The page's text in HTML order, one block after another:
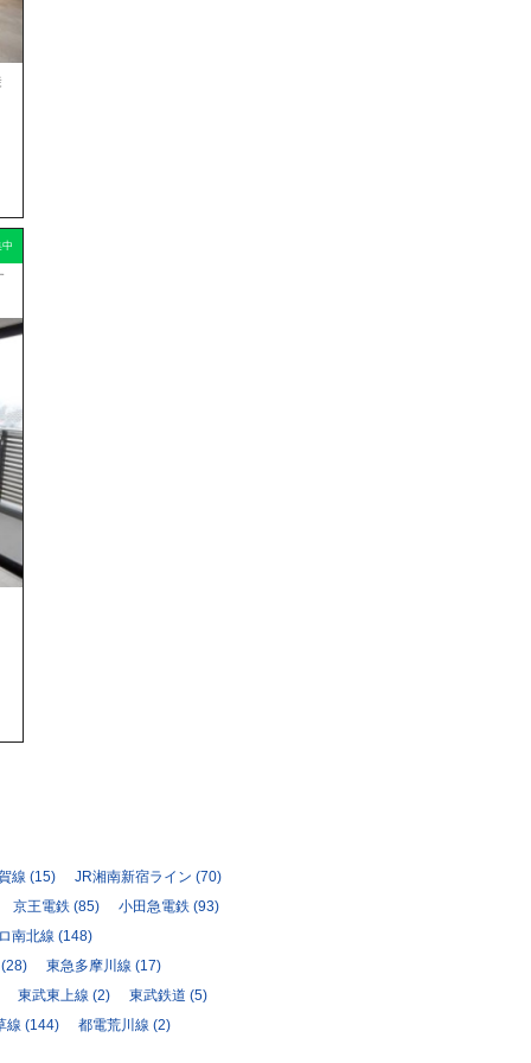
中
線 (15) JR湘南新宿ライン (70)
京王電鉄 (85) 小田急電鉄 (93)
南北線 (148)
東急多摩川線 (17)
東武東上線 (2) 東武鉄道 (5)
線 (144) 都電荒川線 (2)